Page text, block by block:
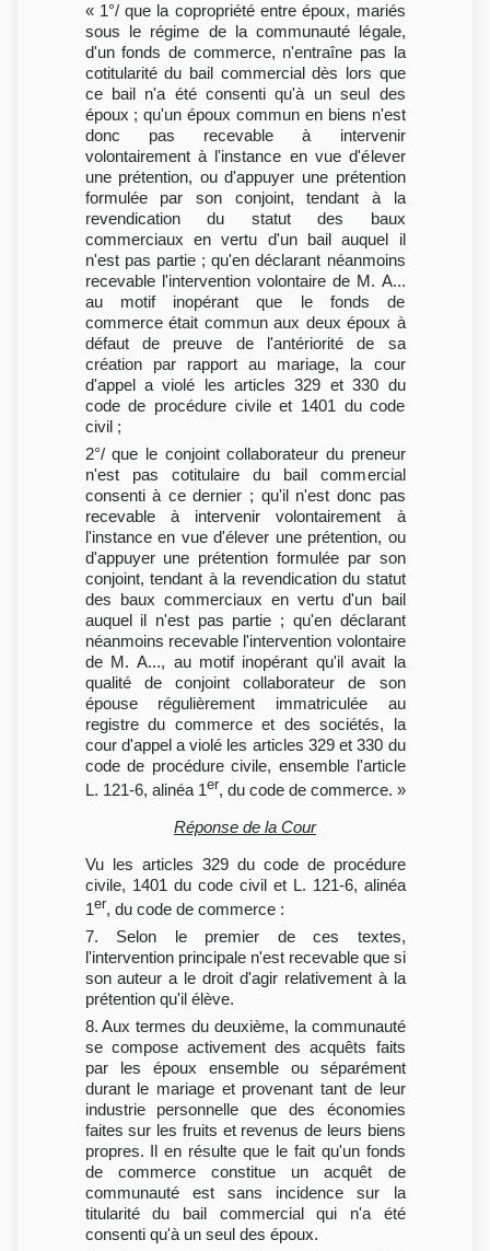
« 1°/ que la copropriété entre époux, mariés
sous le régime de la communauté légale,
d'un fonds de commerce, n'entraîne pas la
cotitularité du bail commercial dès lors que
ce bail n'a été consenti qu'à un seul des
époux ; qu'un époux commun en biens n'est
donc pas recevable à intervenir
volontairement à l'instance en vue d'élever
une prétention, ou d'appuyer une prétention
formulée par son conjoint, tendant à la
revendication du statut des baux
commerciaux en vertu d'un bail auquel il
n'est pas partie ; qu'en déclarant néanmoins
recevable l'intervention volontaire de M. A...
au motif inopérant que le fonds de
commerce était commun aux deux époux à
défaut de preuve de l'antériorité de sa
création par rapport au mariage, la cour
d'appel a violé les articles 329 et 330 du
code de procédure civile et 1401 du code
civil ;
2°/ que le conjoint collaborateur du preneur
n'est pas cotitulaire du bail commercial
consenti à ce dernier ; qu'il n'est donc pas
recevable à intervenir volontairement à
l'instance en vue d'élever une prétention, ou
d'appuyer une prétention formulée par son
conjoint, tendant à la revendication du statut
des baux commerciaux en vertu d'un bail
auquel il n'est pas partie ; qu'en déclarant
néanmoins recevable l'intervention volontaire
de M. A..., au motif inopérant qu'il avait la
qualité de conjoint collaborateur de son
épouse régulièrement immatriculée au
registre du commerce et des sociétés, la
cour d'appel a violé les articles 329 et 330 du
code de procédure civile, ensemble l'article
L. 121-6, alinéa 1er, du code de commerce. »
Réponse de la Cour
Vu les articles 329 du code de procédure
civile, 1401 du code civil et L. 121-6, alinéa
1er, du code de commerce :
7. Selon le premier de ces textes,
l'intervention principale n'est recevable que si
son auteur a le droit d'agir relativement à la
prétention qu'il élève.
8. Aux termes du deuxième, la communauté
se compose activement des acquêts faits
par les époux ensemble ou séparément
durant le mariage et provenant tant de leur
industrie personnelle que des économies
faites sur les fruits et revenus de leurs biens
propres. Il en résulte que le fait qu'un fonds
de commerce constitue un acquêt de
communauté est sans incidence sur la
titularité du bail commercial qui n'a été
consenti qu'à un seul des époux.